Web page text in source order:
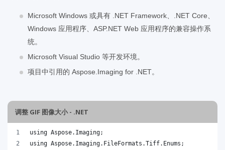
Microsoft Windows 或具有 .NET Framework、.NET Core、
Windows 应用程序、ASP.NET Web 应用程序的兼容操作系
统。
Microsoft Visual Studio 等开发环境。
项目中引用的 Aspose.Imaging for .NET。
调整 GIF 图像大小 - .NET